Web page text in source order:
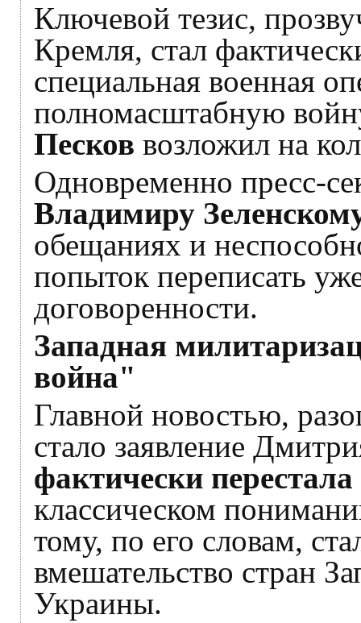
Ключевой тезис,
Кремля, стал
специальная военная
полномасштабную
Песков возложил на
Одновременно пресс-
Владимиру
обещаниях и
попыток переписать
договоренности.
Западная
война"
Главной новостью,
стало заявление
фактически
классическом
тому, по его словам,
вмешательство стран
Украины.